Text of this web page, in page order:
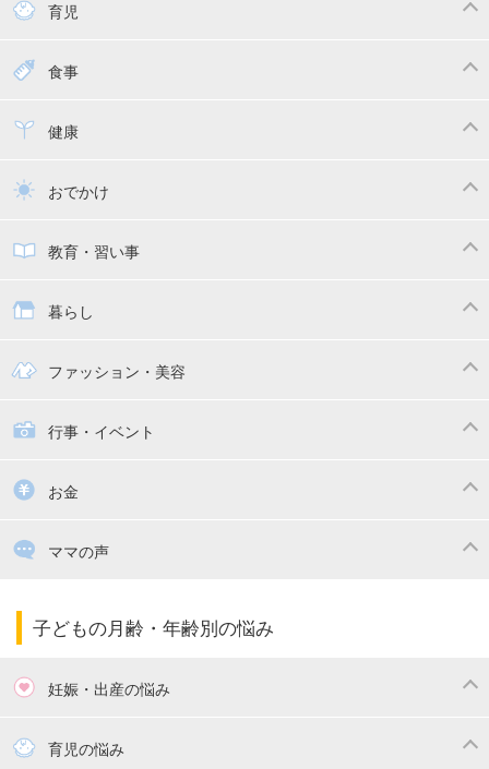
育児
赤ちゃんのお世話
寝かしつけ
トイトレ
食事
離乳食健康
乳幼児健診・予防接種
おでかけ
子供とおでかけ
抱っこ紐
教育・習い事
教育・習い事
幼稚園
絵本
暮らし
ママの日常
家族関係・夫婦関係
掃除
ファッション・美容
子供の服・ファッション
行事・イベント
漫画
出産祝い・内祝い
お金
住宅購入ママの声
子育てコラム
子どもの月齢・年齢別の悩み
妊娠・出産の悩み
妊活 育児の悩み